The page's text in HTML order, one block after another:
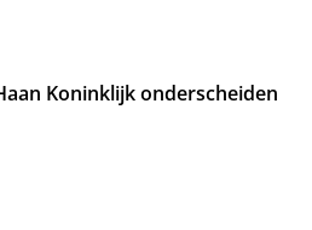
Koninklijk onderscheiden